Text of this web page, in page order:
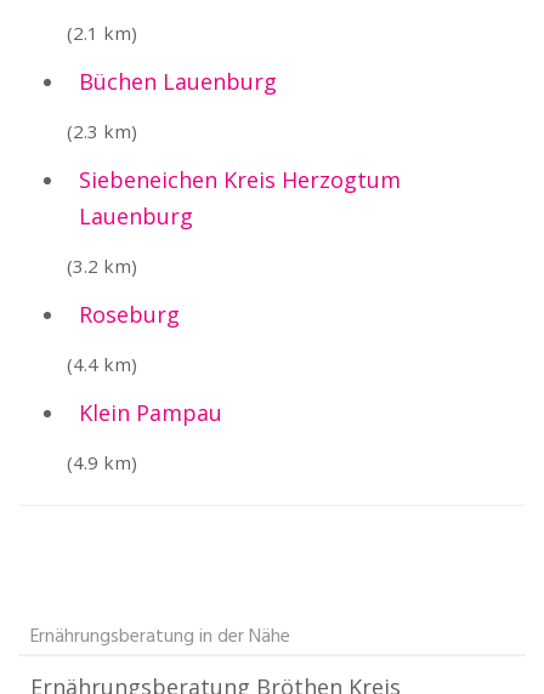
(2.1 km)
Büchen Lauenburg
(2.3 km)
Siebeneichen Kreis Herzogtum
Lauenburg
(3.2 km)
Roseburg
(4.4 km)
Klein Pampau
(4.9 km)
Ernährungsberatung in der Nähe
Ernährungsberatung Bröthen Kreis